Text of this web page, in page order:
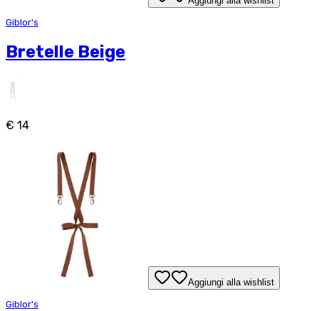
Giblor's
Bretelle Beige
€ 14
Aggiungi alla wishlist
Giblor's